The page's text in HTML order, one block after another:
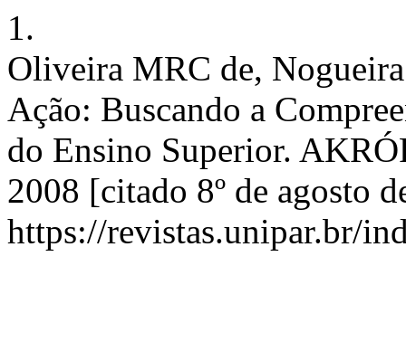
1.
Oliveira MRC de,
Ação: Buscando a
do Ensino Superior.
2008 [citado 8º de agosto
https://revistas.unipar.br/